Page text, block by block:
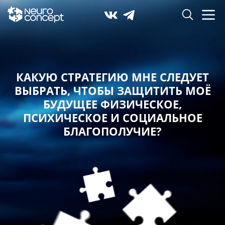
КАКУЮ СТРАТЕГИЮ МНЕ СЛЕДУЕТ
ВЫБРАТЬ,ЧТОБЫ ЗАЩИТИТЬ МОЁ
БУДУЩЕЕ ФИЗИЧЕСКОЕ,
ПСИХИЧЕСКОЕ И СОЦИАЛЬНОЕ
БЛАГОПОЛУЧИЕ?